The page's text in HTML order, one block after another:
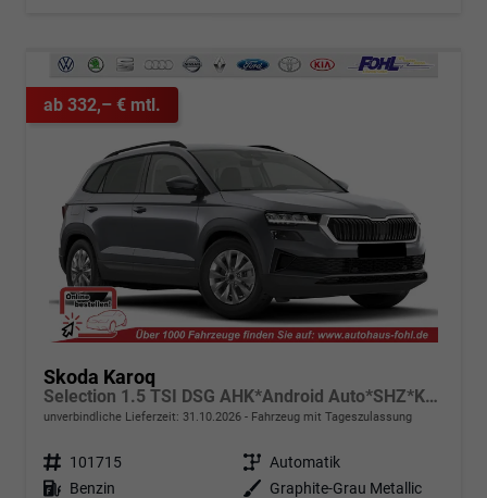
ab 332,– € mtl.
Skoda Karoq
Selection 1.5 TSI DSG AHK*Android Auto*SHZ*Kamera*Keyless*PDC v/h*Klimaauto*SUNSET*LED
unverbindliche Lieferzeit: 31.10.2026 Fahrzeug mit Tageszulassung
Fahrzeugnr. 101715 Getriebe Automatik
Kraftstoff Benzin Außenfarbe
Graphite-Grau Metallic